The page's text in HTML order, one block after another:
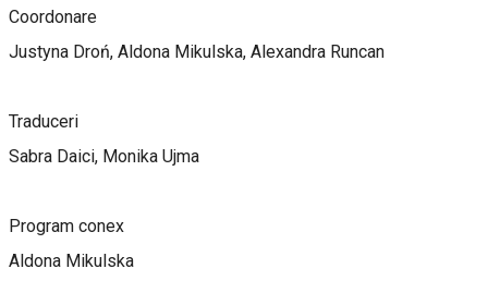
Coordonare
Justyna Droń, Aldona Mikulska, Alexandra Runcan
Traduceri
Sabra Daici, Monika Ujma
Program conex
Aldona Mikulska